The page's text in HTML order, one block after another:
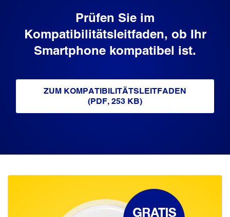
Prüfen Sie im
Kompatibilitätsleitfaden, ob Ihr
Smartphone kompatibel ist.
ZUM KOMPATIBILITÄTSLEITFADEN
(PDF, 253 KB)